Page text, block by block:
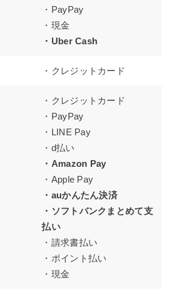
・PayPay
・現金
・Uber Cash
・クレジットカード
・クレジットカード
・PayPay
・LINE Pay
・d払い
・Amazon Pay
・Apple Pay
・auかんたん決済
・ソフトバンクまとめて支
払い
・請求書払い
・ポイント払い
・現金